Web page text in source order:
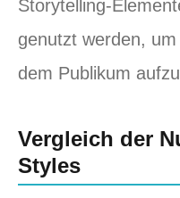
Storytelling-
genutzt werden,
dem Publikum
Vergleich der
Styles